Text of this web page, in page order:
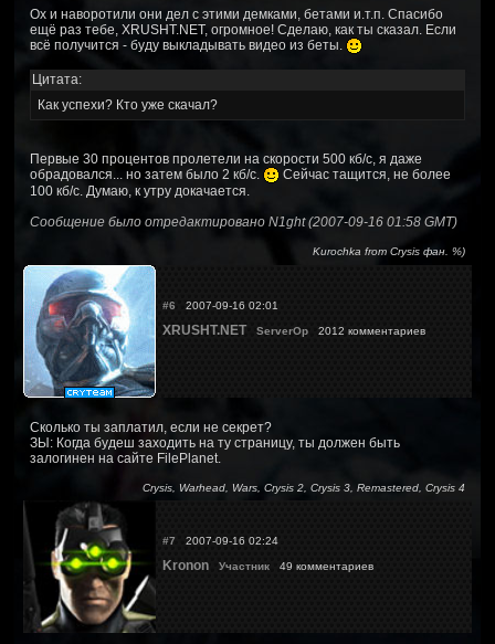
Ох и наворотили они дел с этими демками, бетами и.т.п. Спасибо
ещё раз тебе, XRUSHT.NET, огромное! Сделаю, как ты сказал. Если
всё получится - буду выкладывать видео из беты.
Цитата:
Как успехи? Кто уже скачал?
Первые 30 процентов пролетели на скорости 500 кб/с, я даже
обрадовался... но затем было 2 кб/с.
Сейчас тащится, не более
100 кб/с. Думаю, к утру докачается.
Сообщение было отредактировано N1ght (2007-09-16 01:58 GMT)
Kurochka from Crysis фан. %)
#6 2007-09-16 02:01
XRUSHT.NET ServerOp 2012 комментариев
Сколько ты заплатил, если не секрет?
ЗЫ: Когда будеш заходить на ту страницу, ты должен быть
залогинен на сайте FilePlanet.
Crysis, Warhead, Wars, Crysis 2, Crysis 3, Remastered, Crysis 4
#7 2007-09-16 02:24
Kronon Участник 49 комментариев